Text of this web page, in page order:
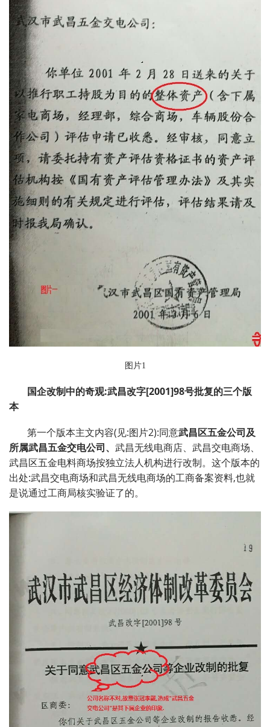
图片1
国企改制中的奇观:武昌改字[2001]98号批复的三个版
本
第一个版本主文内容(见:图片2):同意武昌区五金公司及
所属武昌五金交电公司、 武昌无线电商店、武昌交电商场、
武昌区五金电料商场按独立法人机构进行改制。这个版本的
出处:武昌交电商场和武昌无线电商场的工商备案资料,也就
是说通过工商局核实验证了的。